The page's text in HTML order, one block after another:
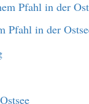
Pfahl in der